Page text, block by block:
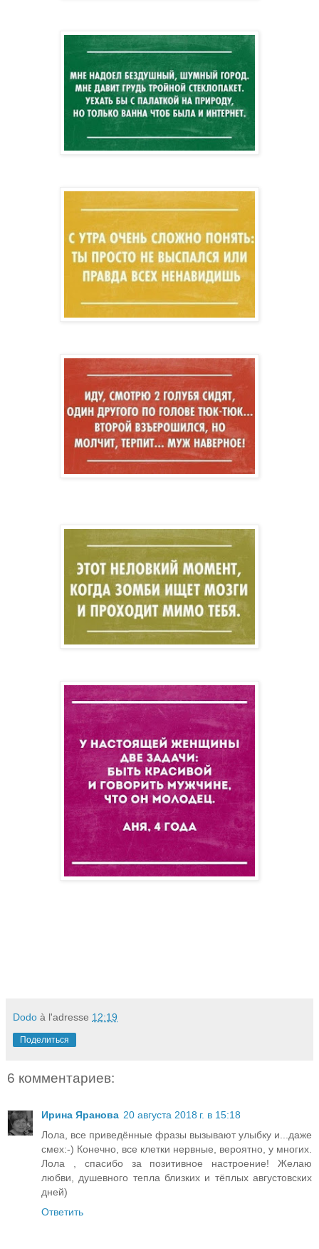
Dodo à l'adresse 12:19
Поделиться
6 комментариев:
Ирина Яранова 20 августа 2018 г. в 15:18
Лола, все приведённые фразы вызывают улыбку и...даже
смех:-) Конечно, все клетки нервные, вероятно, у многих.
Лола , спасибо за позитивное настроение! Желаю
любви, душевного тепла близких и тёплых августовских
дней)
Ответить